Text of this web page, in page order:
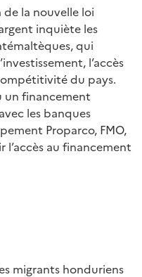
de la nouvelle loi
inquiète les
qui
l’accès
du pays.
un financement
les banques
Proparco, FMO,
l’accès au financement
migrants honduriens